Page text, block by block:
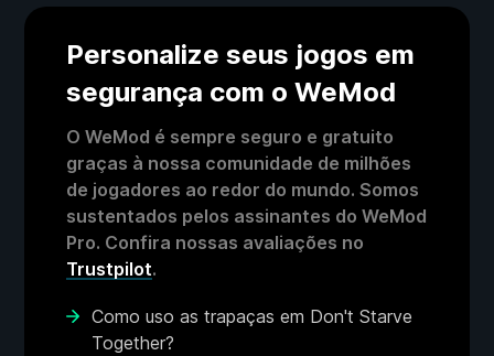
Personalize seus jogos em
segurança com o WeMod
O WeMod é sempre seguro e gratuito
graças à nossa comunidade de milhões
de jogadores ao redor do mundo. Somos
sustentados pelos assinantes do WeMod
Pro. Confira nossas avaliações no
Trustpilot.
Como uso as trapaças em Don't Starve
Together?